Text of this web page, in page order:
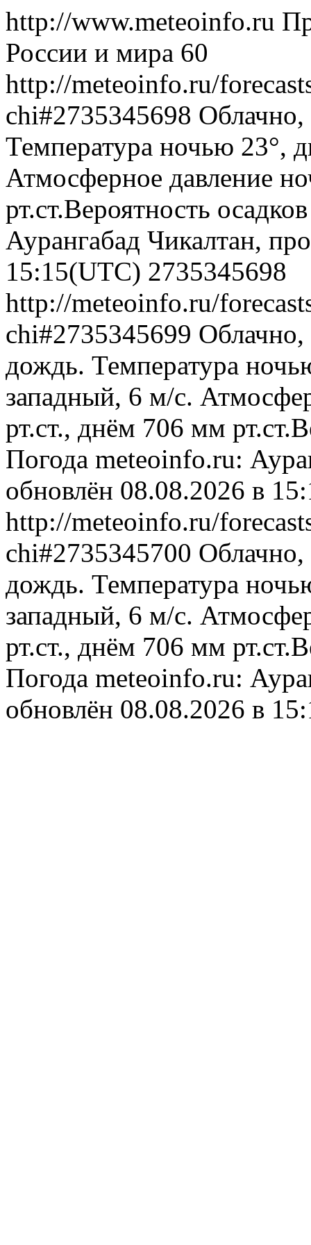
http://www.meteoinfo.ru
России и мира 60
http://meteoinfo.ru/
chi#2735345698
Температура ночью 23°,
Атмосферное давление
рт.ст.Вероятность
Аурангабад Чикалтан,
15:15(UTC) 2735345698
http://meteoinfo.ru/
chi#2735345699
дождь. Температура
западный, 6 м/с.
рт.ст., днём 706 мм
Погода meteoinfo.ru:
обновлён 08.08.2026 в
http://meteoinfo.ru/
chi#2735345700
дождь. Температура
западный, 6 м/с.
рт.ст., днём 706 мм
Погода meteoinfo.ru:
обновлён 08.08.2026 в